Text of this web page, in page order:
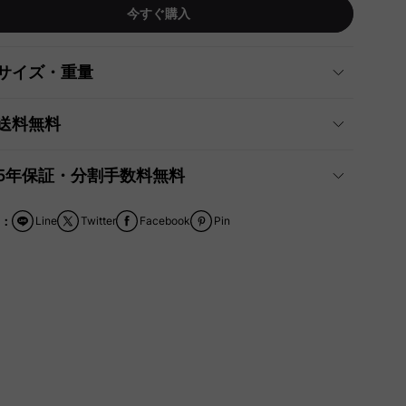
今すぐ購入
イズ・重量
料無料
年保証・分割手数料無料
Facebook
Twitter Pin
Line